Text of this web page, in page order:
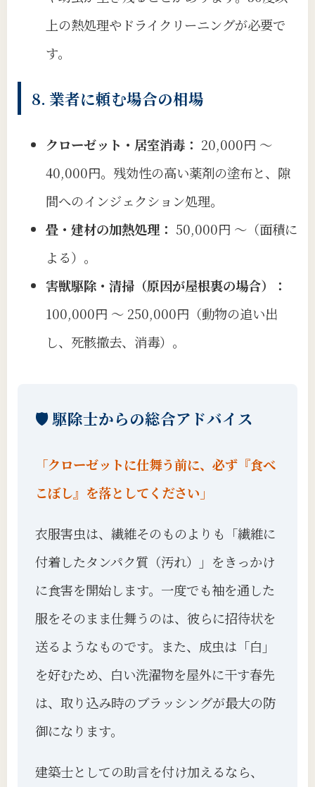
上の熱処理やドライクリーニングが必要で
す。
8. 業者に頼む場合の相場
クローゼット・居室消毒： 20,000円 〜
40,000円。残効性の高い薬剤の塗布と、隙
間へのインジェクション処理。
畳・建材の加熱処理： 50,000円 〜（面積に
よる）。
害獣駆除・清掃（原因が屋根裏の場合）：
100,000円 〜 250,000円（動物の追い出
し、死骸撤去、消毒）。
🛡️ 駆除士からの総合アドバイス
「クローゼットに仕舞う前に、必ず『食べ
こぼし』を落としてください」
衣服害虫は、繊維そのものよりも「繊維に
付着したタンパク質（汚れ）」をきっかけ
に食害を開始します。一度でも袖を通した
服をそのまま仕舞うのは、彼らに招待状を
送るようなものです。また、成虫は「白」
を好むため、白い洗濯物を屋外に干す春先
は、取り込み時のブラッシングが最大の防
御になります。
建築士としての助言を付け加えるなら、